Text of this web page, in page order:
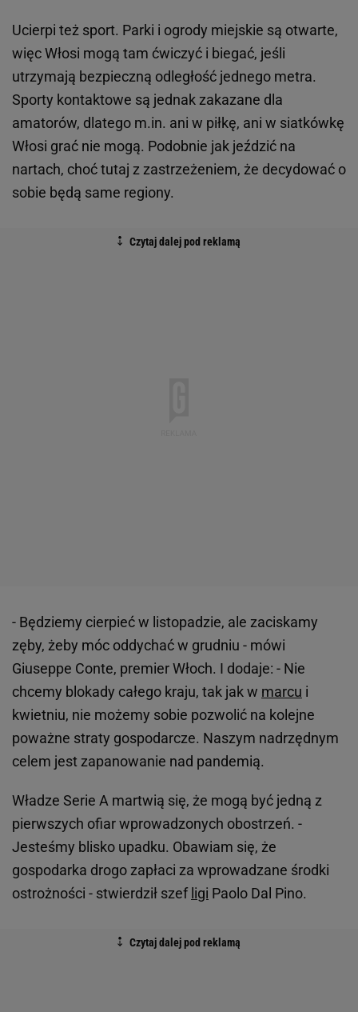
Ucierpi też sport. Parki i ogrody miejskie są otwarte,
więc Włosi mogą tam ćwiczyć i biegać, jeśli
utrzymają bezpieczną odległość jednego metra.
Sporty kontaktowe są jednak zakazane dla
amatorów, dlatego m.in. ani w piłkę, ani w siatkówkę
Włosi grać nie mogą. Podobnie jak jeździć na
nartach, choć tutaj z zastrzeżeniem, że decydować o
sobie będą same regiony.
- Będziemy cierpieć w listopadzie, ale zaciskamy
zęby, żeby móc oddychać w grudniu - mówi
Giuseppe Conte, premier Włoch. I dodaje: - Nie
chcemy blokady całego kraju, tak jak w marcu i
kwietniu, nie możemy sobie pozwolić na kolejne
poważne straty gospodarcze. Naszym nadrzędnym
celem jest zapanowanie nad pandemią.
Władze Serie A martwią się, że mogą być jedną z
pierwszych ofiar wprowadzonych obostrzeń. -
Jesteśmy blisko upadku. Obawiam się, że
gospodarka drogo zapłaci za wprowadzane środki
ostrożności - stwierdził szef ligi Paolo Dal Pino.